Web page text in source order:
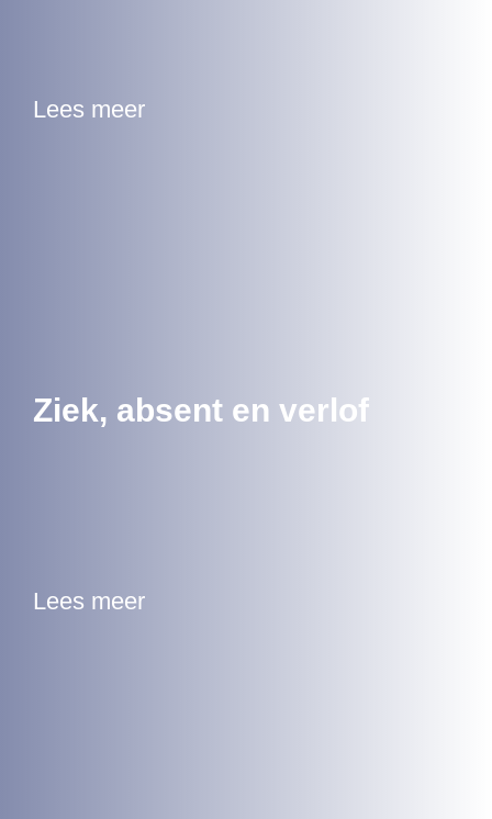
Lees meer
Ziek, absent en verlof
Lees meer